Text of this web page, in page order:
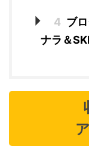
4 ブ
ナラ＆